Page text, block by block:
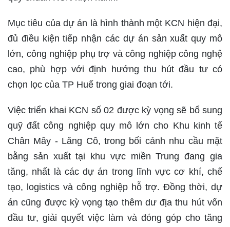
Mục tiêu của dự án là hình thành một KCN hiện đại,
đủ điều kiện tiếp nhận các dự án sản xuất quy mô
lớn, công nghiệp phụ trợ và công nghiệp công nghệ
cao, phù hợp với định hướng thu hút đầu tư có
chọn lọc của TP Huế trong giai đoạn tới.
Việc triển khai KCN số 02 được kỳ vọng sẽ bổ sung
quỹ đất công nghiệp quy mô lớn cho Khu kinh tế
Chân Mây - Lăng Cô, trong bối cảnh nhu cầu mặt
bằng sản xuất tại khu vực miền Trung đang gia
tăng, nhất là các dự án trong lĩnh vực cơ khí, chế
tạo, logistics và công nghiệp hỗ trợ. Đồng thời, dự
án cũng được kỳ vọng tạo thêm dư địa thu hút vốn
đầu tư, giải quyết việc làm và đóng góp cho tăng